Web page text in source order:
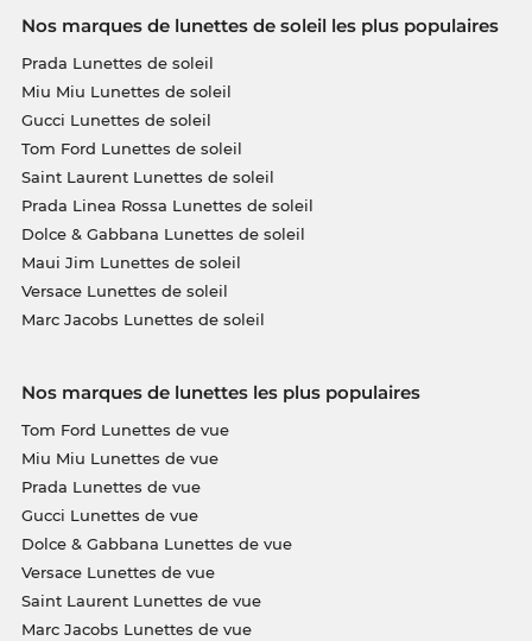
Nos marques de lunettes de soleil les plus populaires
Prada Lunettes de soleil
Miu Miu Lunettes de soleil
Gucci Lunettes de soleil
Tom Ford Lunettes de soleil
Saint Laurent Lunettes de soleil
Prada Linea Rossa Lunettes de soleil
Dolce & Gabbana Lunettes de soleil
Maui Jim Lunettes de soleil
Versace Lunettes de soleil
Marc Jacobs Lunettes de soleil
Nos marques de lunettes les plus populaires
Tom Ford Lunettes de vue
Miu Miu Lunettes de vue
Prada Lunettes de vue
Gucci Lunettes de vue
Dolce & Gabbana Lunettes de vue
Versace Lunettes de vue
Saint Laurent Lunettes de vue
Marc Jacobs Lunettes de vue